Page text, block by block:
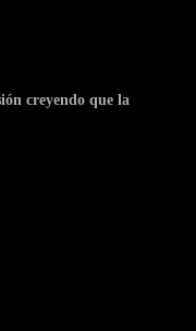
creyendo que la